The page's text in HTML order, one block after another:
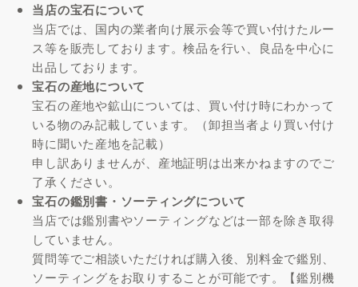
当店の宝石について
当店では、国内の業者向け展示会等で買い付けたルー
ス等を販売しております。検品を行い、良品を中心に
出品しております。
宝石の産地について
宝石の産地や鉱山については、買い付け時にわかって
いる物のみ記載しています。（卸担当者より買い付け
時に聞いた産地を記載）
申し訳ありませんが、産地証明は出来かねますのでご
了承ください。
宝石の鑑別書・ソーティングについて
当店では鑑別書やソーティングなどは一部を除き取得
していません。
質問等でご相談いただければ購入後、別料金で鑑別、
ソーティングをお取りすることが可能です。【鑑別機